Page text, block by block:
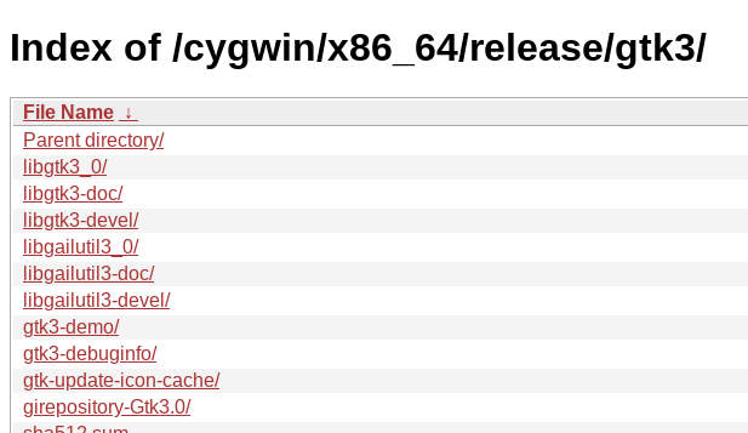
Index of /cygwin/x86_64/release/gtk3/
File Name ↓
Parent directory/
libgtk3_0/
libgtk3-doc/
libgtk3-devel/
libgailutil3_0/
libgailutil3-doc/
libgailutil3-devel/
gtk3-demo/
gtk3-debuginfo/
gtk-update-icon-cache/
girepository-Gtk3.0/